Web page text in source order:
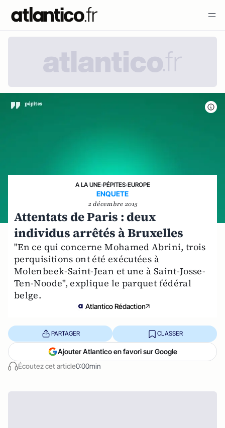
A LA UNE›PÉPITES›EUROPE
ENQUETE
2 décembre 2015
Attentats de Paris : deux
individus arrêtés à Bruxelles
"En ce qui concerne Mohamed Abrini, trois
perquisitions ont été exécutées à
Molenbeek-Saint-Jean et une à Saint-Josse-
Ten-Noode", explique le parquet fédéral
belge.
Atlantico Rédaction
Écoutez cet article0:00min
PARTAGER CLASSER
Ajouter Atlantico en favori sur Google